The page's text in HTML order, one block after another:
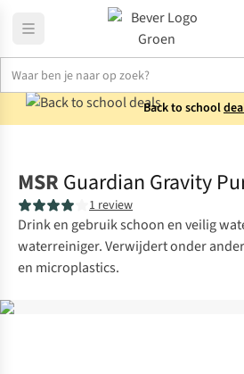
Back to school
MSR Guardian Gravity
1 review
Drink en gebruik schoon en veilig
waterreiniger. Verwijdert onder
en microplastics.